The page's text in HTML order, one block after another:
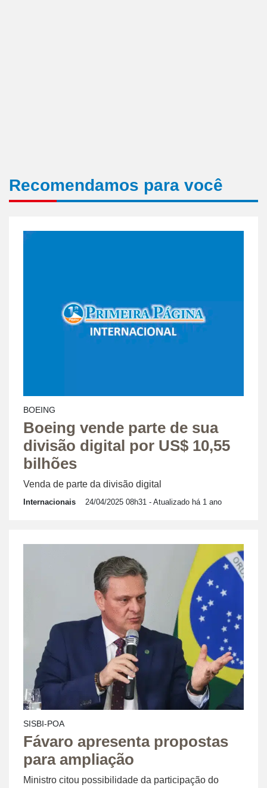
Recomendamos para você
BOEING
Boeing vende parte de sua
divisão digital por US$ 10,55
bilhões
Venda de parte da divisão digital
Internacionais 24/04/2025 08h31 - Atualizado há 1 ano
SISBI-POA
Fávaro apresenta propostas
para ampliação
Ministro citou possibilidade da participação do